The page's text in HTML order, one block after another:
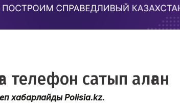
телефон сатып алған
хабарлайды Polisia.kz.